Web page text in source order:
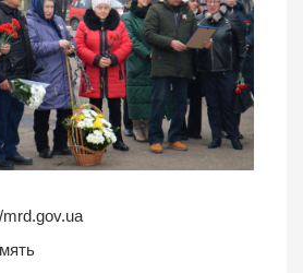
mrd.gov.ua